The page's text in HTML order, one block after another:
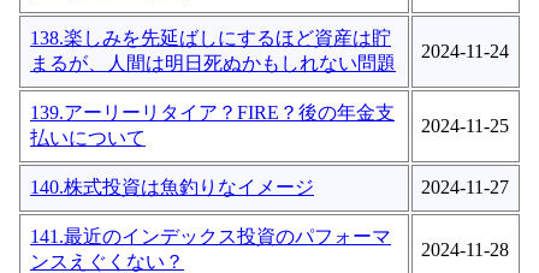
138.楽しみを先延ばしにするほど資産は貯
まるが、人間は明日死ぬかもしれない問題
2024-11-24
139.アーリーリタイア？FIRE？後の年金支
払いについて
2024-11-25
140.株式投資は魚釣りなイメージ 2024-11-27
141.最近のインデックス投資のパフォーマ
ンスえぐくない？
2024-11-28